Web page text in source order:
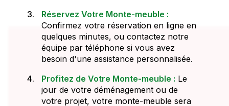
Réservez Votre Monte-meuble :
Confirmez votre réservation en ligne en
quelques minutes, ou contactez notre
équipe par téléphone si vous avez
besoin d'une assistance personnalisée.
Profitez de Votre Monte-meuble : Le
jour de votre déménagement ou de
votre projet, votre monte-meuble sera